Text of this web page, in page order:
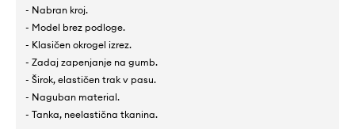
- Nabran kroj.
- Model brez podloge.
- Klasičen okrogel izrez.
- Zadaj zapenjanje na gumb.
- Širok, elastičen trak v pasu.
- Naguban material.
- Tanka, neelastična tkanina.